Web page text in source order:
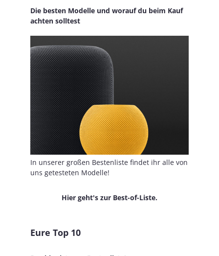
Die besten Modelle und worauf du beim Kauf
achten solltest
In unserer großen Bestenliste findet ihr alle von
uns getesteten Modelle!
Hier geht's zur Best-of-Liste.
Eure Top 10